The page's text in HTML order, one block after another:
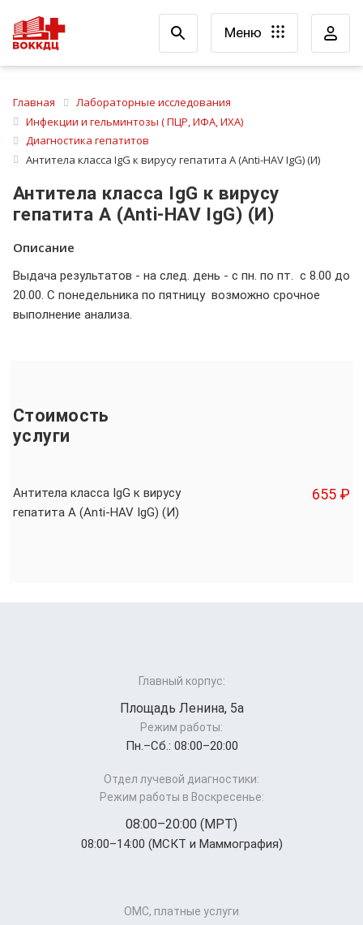
Меню
Главная
Лабораторные исследования
Инфекции и гельминтозы ( ПЦР, ИФА, ИХА)
Диагностика гепатитов
Антитела класса IgG к вирусу гепатита А (Anti-HAV IgG) (И)
Антитела класса IgG к вирусу
гепатита А (Anti-HAV IgG) (И)
Описание
Выдача результатов - на след. день - с пн. по пт. с 8.00 до
20.00. С понедельника по пятницу возможно срочное
выполнение анализа.
Стоимость
услуги
Антитела класса IgG к вирусу
гепатита А (Anti-HAV IgG) (И)
655 ₽
Главный корпус:
Площадь Ленина, 5а
Режим работы:
Пн.–Cб.: 08:00–20:00
Отдел лучевой диагностики:
Режим работы в Воскресенье:
08:00–20:00 (МРТ)
08:00–14:00 (МСКТ и Маммография)
ОМС, платные услуги